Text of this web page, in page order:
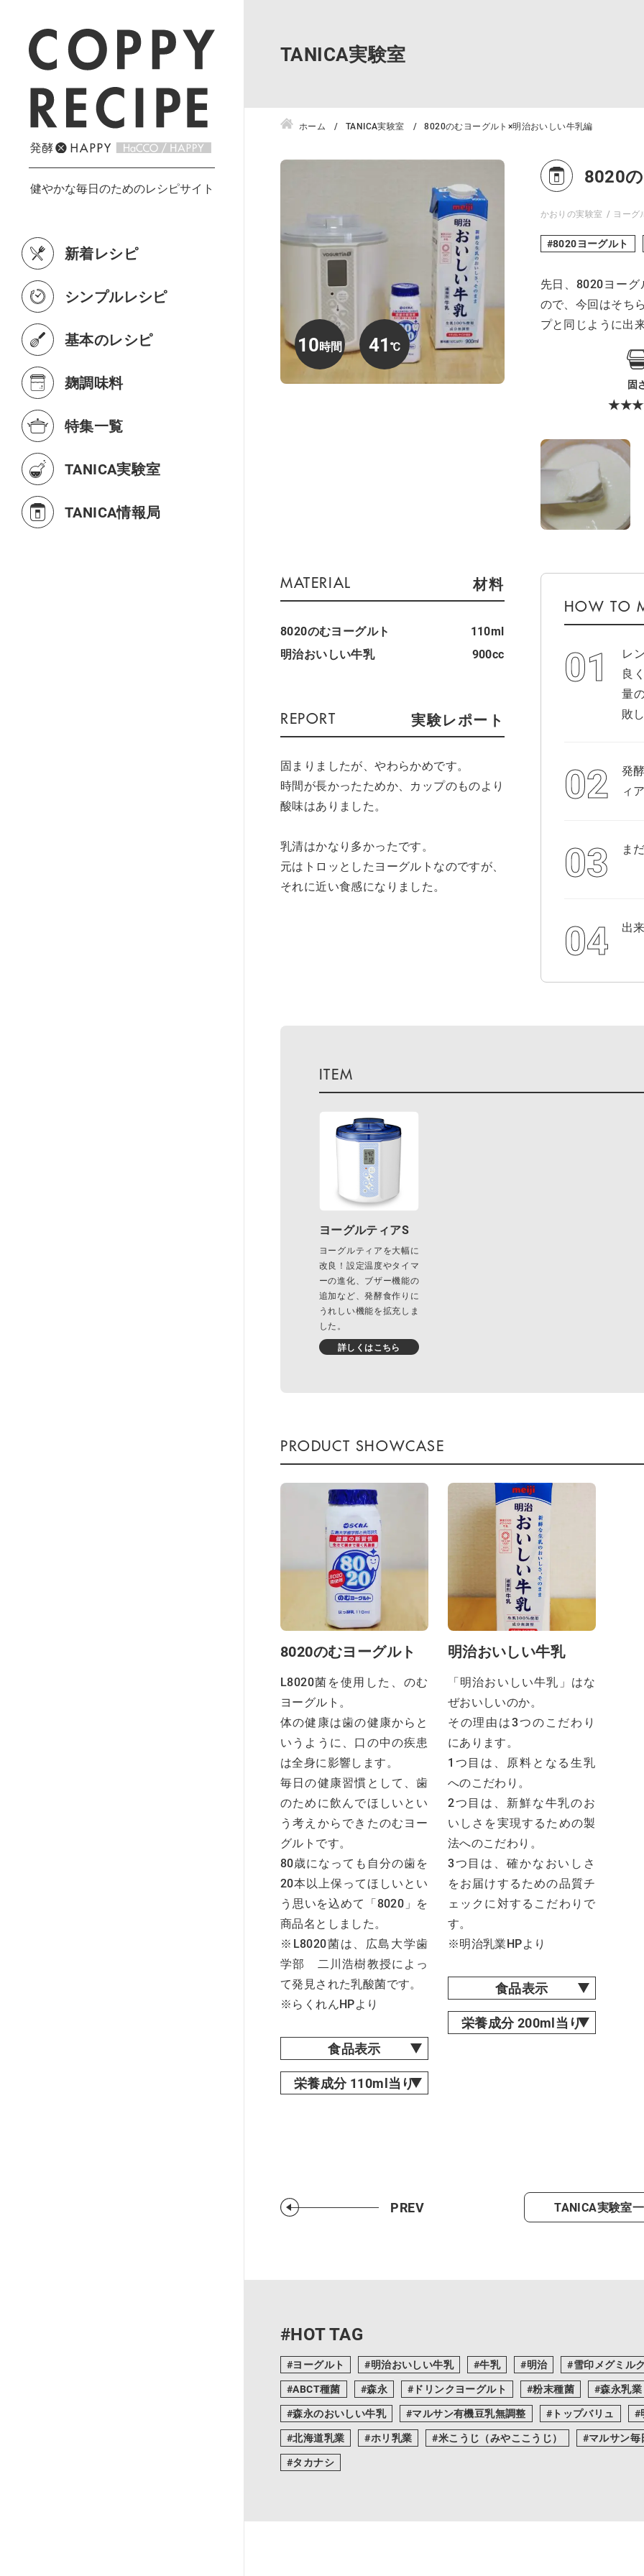
新着レシピ
シンプルレシピ
基本のレシピ
麹調味料
特集一覧
TANICA実験室
TANICA情報局
TANICA実験室
ホーム TANICA実験室 8020のむヨーグルト×明治おいしい牛乳編
10 41
8020
かおりの実験室 ヨーグ
8020ヨーグルト
先日、8020ヨー
ので、今回はそち
プと同じように出
固
材料
8020のむヨーグルト
110ml
明治おいしい牛乳
900cc
実験レポート
固まりましたが、やわらかめです。
時間が長かったためか、カップのものより
酸味はありました。
乳清はかなり多かったです。
元はトロッとしたヨーグルトなのですが、
それに近い食感になりました。
レ
良
量
敗
発
ィ
ま
出
ヨーグルティアS
ヨーグルティアを大幅に
改良！設定温度やタイマ
ーの進化、ブザー機能の
追加など、発酵食作りに
うれしい機能を拡充しま
した。
詳しくはこちら
8020のむヨーグルト
L8020菌を使用した、のむ
ヨーグルト。
体の健康は歯の健康からと
いうように、口の中の疾患
は全身に影響します。
毎日の健康習慣として、歯
のために飲んでほしいとい
う考えからできたのむヨー
グルトです。
80歳になっても自分の歯を
20本以上保ってほしいとい
う思いを込めて「8020」を
商品名としました。
※L8020菌は、広島大学歯
学部 二川浩樹教授によっ
て発見された乳酸菌です。
※らくれんHPより
食品表示
栄養成分 110ml当り
明治おいしい牛乳
「明治おいしい牛乳」はな
ぜおいしいのか。
その理由は3つのこだわり
にあります。
1つ目は、原料となる生乳
へのこだわり。
2つ目は、新鮮な牛乳のお
いしさを実現するための製
法へのこだわり。
3つ目は、確かなおいしさ
をお届けするための品質チ
ェックに対するこだわりで
す。
※明治乳業HPより
食品表示
栄養成分 200ml当り
PREV TANICA実験室
#HOT TAG
ヨーグルト 明治おいしい牛乳 牛乳 明治
雪印メグミル
ABCT種菌
森永 ドリンクヨーグルト 粉末種菌
森永乳業
森永のおいしい牛乳
マルサン有機豆乳無調整 トップバリュ
北海道乳業
ホリ乳業 米こうじ（みやここうじ）
マルサン
タカナシ